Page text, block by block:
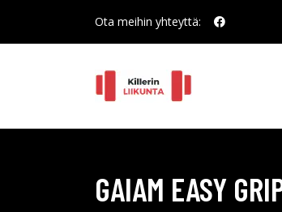
Ota meihin yhteyttä:
GAIAM EASY